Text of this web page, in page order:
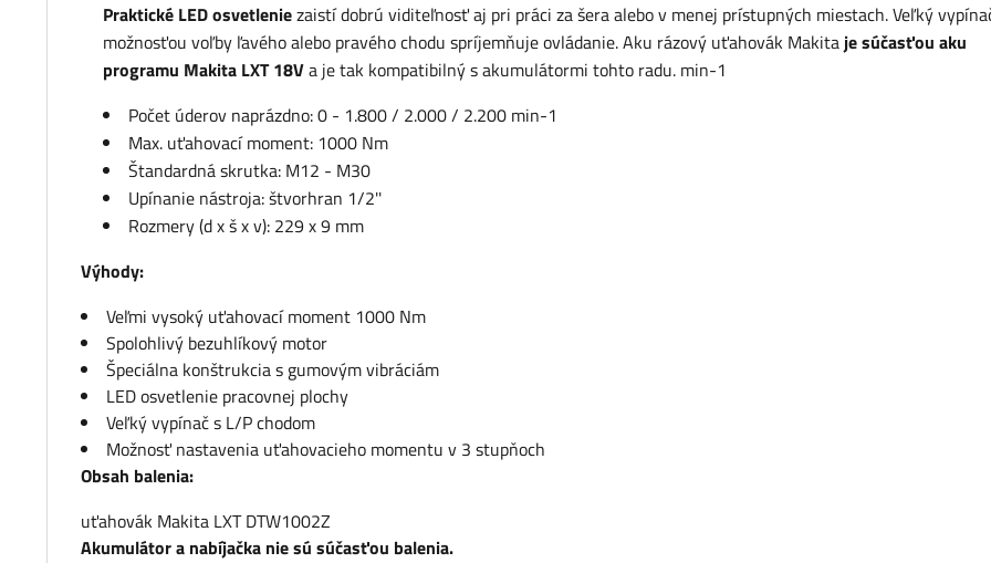
Praktické LED osvetleniezaistí dobrú viditeľnosť aj pri práci za šera alebo v menej prístupných miestach. Veľký
možnosťou voľby ľavého alebo pravého chodu spríjemňuje ovládanie. Aku rázový uťahovák Makitaje súčasťou aku
programu Makita LXT 18Va je tak kompatibilný s akumulátormi tohto radu. min-1
Počet úderov naprázdno: 0 - 1.800 / 2.000 / 2.200 min-1
Max. uťahovací moment: 1000 Nm
Štandardná skrutka: M12 - M30
Upínanie nástroja: štvorhran 1/2''
Rozmery (d x š x v): 229 x 9 mm
Výhody:
Veľmi vysoký uťahovací moment 1000 Nm
Spolohlivý bezuhlíkový motor
Špeciálna konštrukcia s gumovým vibráciám
LED osvetlenie pracovnej plochy
Veľký vypínač s L/P chodom
Možnosť nastavenia uťahovacieho momentu v 3 stupňoch
Obsah balenia:
uťahovák Makita LXT DTW1002Z
Akumulátor a nabíjačka nie sú súčasťou balenia.